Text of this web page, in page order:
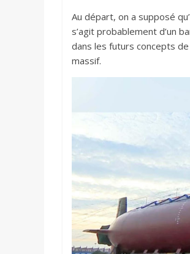
Au départ, on a supposé
s’agit probablement d’un
dans les futurs concepts
massif.